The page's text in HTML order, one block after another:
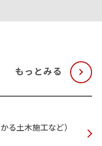
もっとみる
る土木施工など）